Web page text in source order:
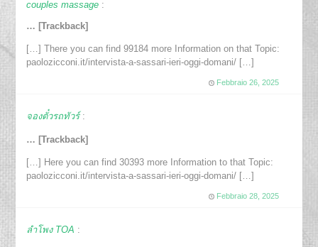
couples massage :
… [Trackback]
[…] There you can find 99184 more Information on that Topic:
paolozicconi.it/intervista-a-sassari-ieri-oggi-domani/ […]
Febbraio 26, 2025
จองตั๋วรถทัวร์ :
… [Trackback]
[…] Here you can find 30393 more Information to that Topic:
paolozicconi.it/intervista-a-sassari-ieri-oggi-domani/ […]
Febbraio 28, 2025
ลำโพง TOA :